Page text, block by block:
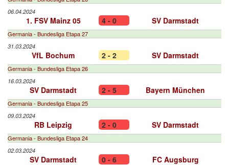
06.04.2024
1. FSV Mainz 05 4 - 0 SV Darmstadt
Germania - Bundesliga Etapa 27
31.03.2024
VfL Bochum 2 - 2 SV Darmstadt
Germania - Bundesliga Etapa 26
16.03.2024
SV Darmstadt 2 - 5 Bayern München
Germania - Bundesliga Etapa 25
09.03.2024
RB Leipzig 2 - 0 SV Darmstadt
Germania - Bundesliga Etapa 24
02.03.2024
SV Darmstadt 0 - 6 FC Augsburg